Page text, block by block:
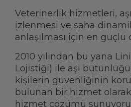
Veterinerlik hizmetleri,
izlenmesi ve saha
anlaşılması için en güçlü
2010 yılından bu yana
Lojistiği) ile aşı
kişilerin güvenliğinin
bulunan bir hizmet
hizmet çözümü